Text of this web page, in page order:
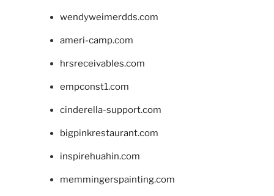
wendyweimerdds.com
ameri-camp.com
hrsreceivables.com
empconst1.com
cinderella-support.com
bigpinkrestaurant.com
inspirehuahin.com
memmingerspainting.com